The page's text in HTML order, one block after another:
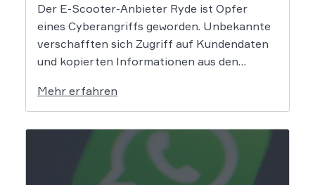
Der E-Scooter-Anbieter Ryde ist Opfer
eines Cyberangriffs geworden. Unbekannte
verschafften sich Zugriff auf Kundendaten
und kopierten Informationen aus den
Folgen das Datenleck für Betroffene hat, ist
derzeit noch nicht vollständig absehbar. Der
Mobilitätsanbieter Ryde hat seine Kunden
über einen Sicherheitsvorfall informiert.
Nach Angaben des Unternehmens […]
Mehr erfahren